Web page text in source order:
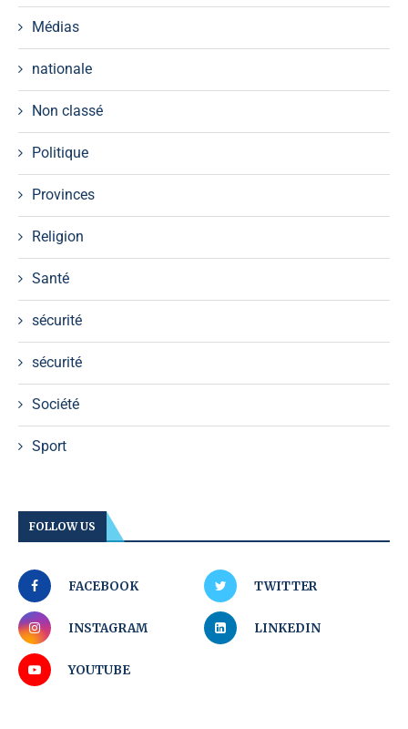
Médias
nationale
Non classé
Politique
Provinces
Religion
Santé
sécurité
sécurité
Société
Sport
FOLLOW US
FACEBOOK TWITTER
INSTAGRAM LINKEDIN
YOUTUBE